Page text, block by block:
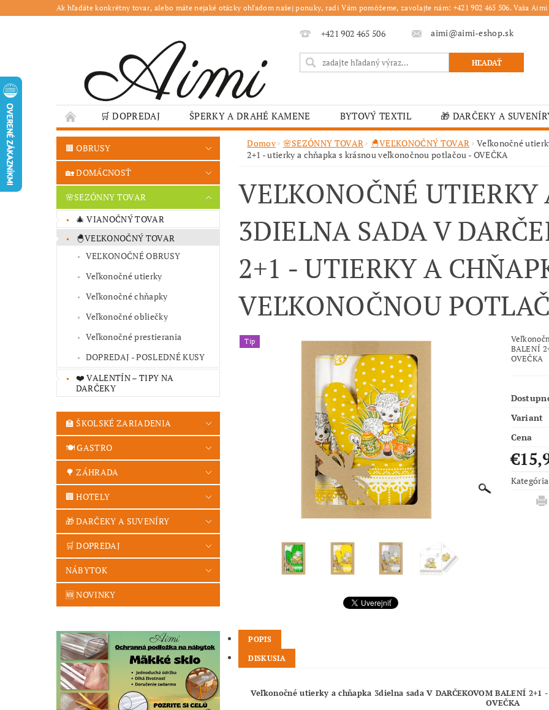
Ak hľadáte konkrétny tovar, alebo máte nejaké otázky ohľadom našej ponuky, radi Vám pomôžeme, zavolajte nám: +421 902 465 506. Vaša
+421 902 465 506 aimi@aimi-eshop.sk
🛒 DOPREDAJ ŠPERKY A DRAHÉ KAMENE BYTOVÝ TEXTIL 🎁 DARČEKY A
🌳 ZÁHRADA
🍽️ GASTRO JESENNÉ OBRUSY 🎄 VIANOČNÝ TOVAR 🏫 ŠKOLSKÉ
❤️ VALENTÍN – TIPY NA DARČEKY
🐣VEĽKONOČNÝ TOVAR VIANOČNÉ 🟫 OBRUSY
GASTRO PREVÁDZKY
ŠKOLY A VEREJNÉ ZARIADENIA MOJA OBJEDNÁVKA
🟫 OBRUSY
🏡 DOMÁCNOSŤ
🌸SEZÓNNY TOVAR
🎄 VIANOČNÝ TOVAR
🐣VEĽKONOČNÝ TOVAR
VEĽKONOČNÉ OBRUSY
Veľkonočné utierky
Veľkonočné chňapky
Veľkonočné obliečky
Veľkonočné prestierania
DOPREDAJ - POSLEDNÉ KUSY
❤️ VALENTÍN – TIPY NA
DARČEKY
🏫 ŠKOLSKÉ ZARIADENIA
🍽️ GASTRO
🌳 ZÁHRADA
🏢 HOTELY
🎁 DARČEKY A SUVENÍRY
🛒 DOPREDAJ
NÁBYTOK
🆕 NOVINKY
Domov 🌸SEZÓNNY TOVAR 🐣VEĽKONOČNÝ TOVAR
Veľkonočné
2+1 - utierky a chňapka s krásnou veľkonočnou potlačou - OVEČKA
VEĽKONOČNÉ
3DIELNA SADA V
2+1 - UTIERKY A
VEĽKONOČNOU
Tip
BALENÍ
OVEČKA
Variant
Cena
Kategória
POPIS
DISKUSIA
Veľkonočné utierky a chňapka 3dielna sada V DARČEKOVOM BALENÍ
OVEČKA